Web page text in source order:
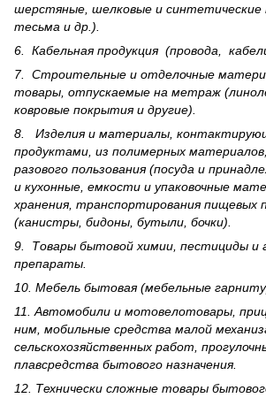
шерс­тя­ные, шелковые и
тесьма и др.).
6. Кабельная продукция (провода,
7. Строительные и отделочные
товары, отпускаемые на метраж
ковровые покрытия и другие).
8. Изделия и материалы,
продуктами, из полимерных
разового пользования (посуда и
и кухонные, емкости и упаковочные
хранения, транспортирования пищевых
(канистры, бидоны, бутыли, бочки).
9. Товары бытовой химии, пестициды и
препараты.
10. Мебель бытовая (мебельные
11. Автомобили и мотовелотовары,
ним, мобильные средства малой
сельскохозяйственных работ,
плавсредства бытового назначения.
12. Технически сложные товары